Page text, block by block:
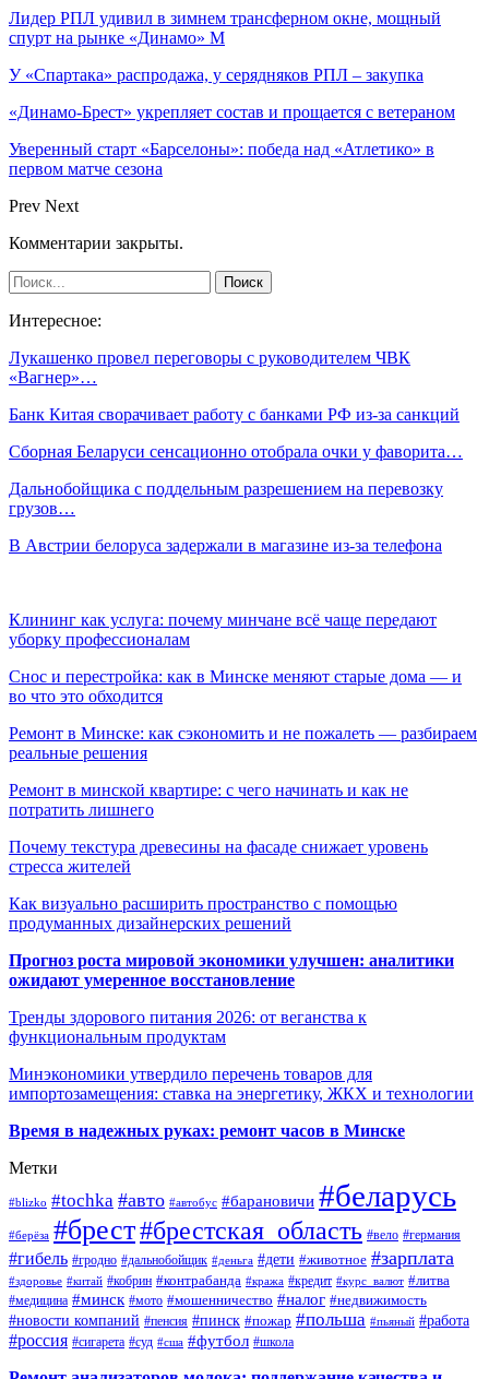
Лидер РПЛ удивил в зимнем трансферном окне, мощный
спурт на рынке «Динамо» М
У «Спартака» распродажа, у серядняков РПЛ – закупка
«Динамо-Брест» укрепляет состав и прощается с ветераном
Уверенный старт «Барселоны»: победа над «Атлетико» в
первом матче сезона
Prev Next
Комментарии закрыты.
Интересное:
Лукашенко провел переговоры с руководителем ЧВК
«Вагнер»…
Банк Китая сворачивает работу с банками РФ из-за санкций
Сборная Беларуси сенсационно отобрала очки у фаворита…
Дальнобойщика с поддельным разрешением на перевозку
грузов…
В Австрии белоруса задержали в магазине из-за телефона
Клининг как услуга: почему минчане всё чаще передают
уборку профессионалам
Снос и перестройка: как в Минске меняют старые дома — и
во что это обходится
Ремонт в Минске: как сэкономить и не пожалеть — разбираем
реальные решения
Ремонт в минской квартире: с чего начинать и как не
потратить лишнего
Почему текстура древесины на фасаде снижает уровень
стресса жителей
Как визуально расширить пространство с помощью
продуманных дизайнерских решений
Прогноз роста мировой экономики улучшен: аналитики
ожидают умеренное восстановление
Тренды здорового питания 2026: от веганства к
функциональным продуктам
Минэкономики утвердило перечень товаров для
импортозамещения: ставка на энергетику, ЖКХ и технологии
Время в надежных руках: ремонт часов в Минске
Метки
#blizko #tochka #авто #автобус #барановичи #беларусь
#берёза #брест#брестская_область #вело #германия
#гибель #гродно #дальнобойщик #деньга #дети #животное #зарплата
#здоровье #китай #кобрин #контрабанда #кража #кредит #курс_валют #литва
#медицина #минск #мото #мошенничество #налог #недвижимость
#новости компаний #пенсия #пинск #пожар #польша #пьяный #работа
#россия #сигарета #суд #сша #футбол #школа